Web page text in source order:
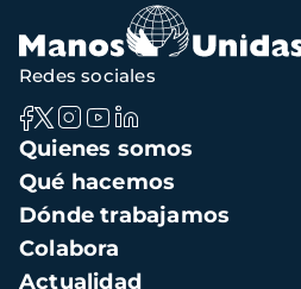
Navegación
principal
Quienes somos
Qué hacemos
Dónde trabajamos
Colabora
Actualidad
Redes sociales